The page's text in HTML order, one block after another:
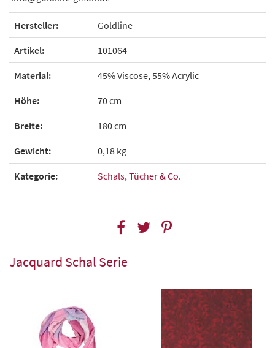
Hersteller: Goldline
Artikel: 101064
Material: 45% Viscose, 55% Acrylic
Höhe: 70 cm
Breite: 180 cm
Gewicht: 0,18 kg
Kategorie: Schals, Tücher & Co.
Jacquard Schal Serie